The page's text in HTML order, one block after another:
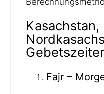
Kasachstan,
Fajr –